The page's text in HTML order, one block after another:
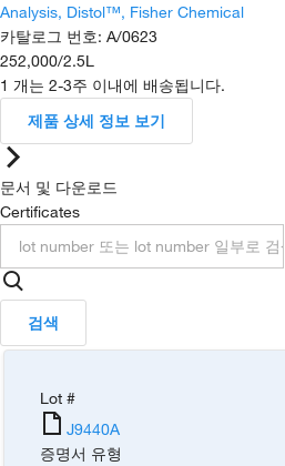
Analysis, Distol™, Fisher Chemical
카탈로그 번호: A/0623
252,000/2.5L
1 개는 2-3주 이내에 배송됩니다.
제품 상세 정보 보기
문서 및 다운로드
Certificates
검색
Lot #
J9440A
증명서 유형